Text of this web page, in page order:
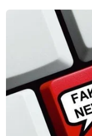
TIN CÙNG